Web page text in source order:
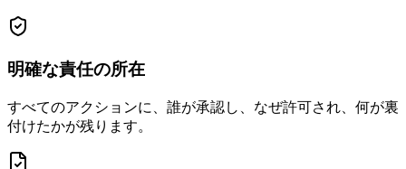
明確な責任の所在
すべてのアクションに、誰が承認し、なぜ許可され、何が裏
付けたかが残ります。